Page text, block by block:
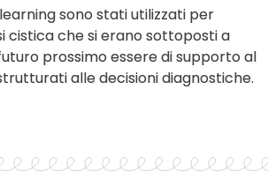
sono stati utilizzati per
cistica che si erano sottoposti a
prossimo essere di supporto al
alle decisioni diagnostiche.